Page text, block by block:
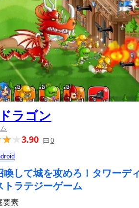
ラゴン
3.90 0
喚して城を攻めろ！タワーデ
トラテジーゲーム
要素